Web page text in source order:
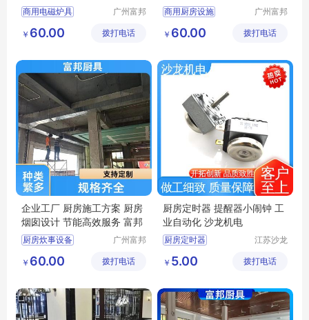
案 富邦
商用电磁炉具
饭堂电磁炉
饭堂厨房设计规范
广州富邦
工程有限
￥ 60.00 拨打电话
装 富邦
商用厨房设施
厨具安装服务
厨房整体解决方案
广州富邦
工程有限
￥ 60.00 拨打电话
企业工厂 厨房施工方案 厨房
烟囱设计 节能高效服务 富邦
厨房炊事设备
厨房施工方案
饭堂厨房设计规范
广州富邦
工程有限
￥ 60.00 拨打电话
厨房定时器 提醒器小闹钟 工
业自动化 沙龙机电
厨房定时器
工业自动化
江苏沙龙
有限公司
￥ 5.00 拨打电话